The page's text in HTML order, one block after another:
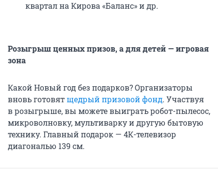
квартал на Кирова «Баланс» и др.
Розыгрыш ценных призов, а для детей — игровая
зона
Какой Новый год без подарков? Организаторы
вновь готовятщедрый призовой фонд. Участвуя
в розыгрыше, вы можете выиграть робот-пылесос,
микроволновку, мультиварку и другую бытовую
технику. Главный подарок — 4К-телевизор
диагональю 139 см.